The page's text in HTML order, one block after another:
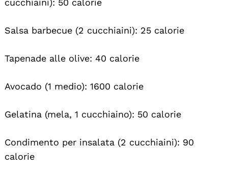
cucchiaini): 50 calorie
Salsa barbecue (2 cucchiaini): 25 calorie
Tapenade alle olive: 40 calorie
Avocado (1 medio): 1600 calorie
Gelatina (mela, 1 cucchiaino): 50 calorie
Condimento per insalata (2 cucchiaini): 90
calorie